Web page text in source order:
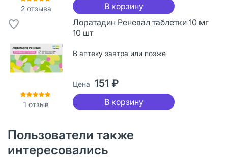
2 отзыва В корзину
1 отзыв
Лоратадин Реневал таблетки 10 мг
10 шт
В аптеку завтра или позже
Цена 151 ₽
В корзину
Пользователи также
интересовались